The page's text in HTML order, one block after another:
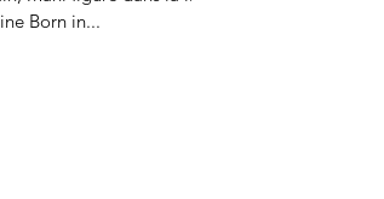
des "10 African Artists to Watch" Mahi Binebine Born in...